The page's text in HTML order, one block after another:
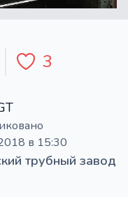
3
в 15:30
трубный завод